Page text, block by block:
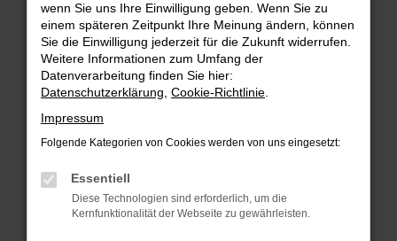
Überprüfe deine Firewall und deine
Internetverbindung.
Laden andere Webseiten, zum Beispiel deine
Suchmaschine?
Prüfe deine Browsererweiterungen.
Manche Erweiterungen, wie Werbeblocker,
können das Laden bestimmter Seiten
anderen Browser oder in einem privaten
Fenster?
Starte dein Gerät neu.
wenn Sie uns Ihre Einwilligung geben. Wenn Sie zu
einem späteren Zeitpunkt Ihre Meinung ändern, können
Sie die Einwilligung jederzeit für die Zukunft widerrufen.
Weitere Informationen zum Umfang der
Datenverarbeitung finden Sie hier:
Datenschutzerklärung Cookie-Richtlinie
Impressum
Folgende Kategorien von Cookies werden von uns eingesetzt:
Essentiell
Diese Technologien sind erforderlich, um die
Kernfunktionalität der Webseite zu gewährleisten.